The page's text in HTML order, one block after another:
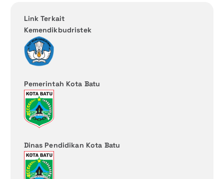
Link Terkait
Kemendikbudristek
Pemerintah Kota Batu
Dinas Pendidikan Kota Batu